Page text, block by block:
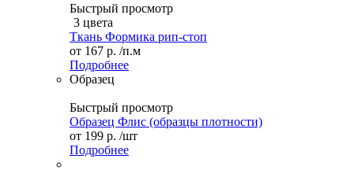
Быстрый просмотр
3 цвета
Ткань Формика рип-стоп
от 167 р. /п.м
Подробнее
Образец
Быстрый просмотр
Образец Флис (образцы плотности)
от 199 р. /шт
Подробнее